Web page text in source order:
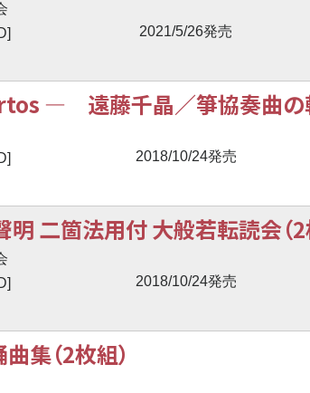
2021/5/26発売
― 遠藤千晶／箏協奏曲の
2018/10/24発売
二箇法用付 大般若転読会（2
2018/10/24発売
集（2枚組）